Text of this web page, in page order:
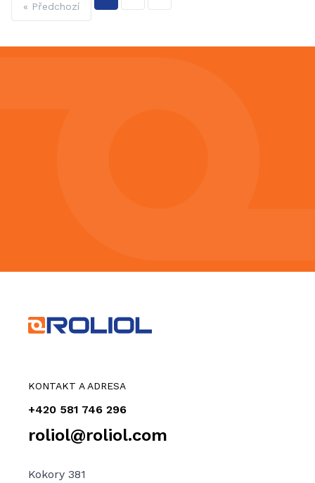
« Předchozí
KONTAKT A ADRESA
+420 581 746 296
roliol@roliol.com
Kokory 381